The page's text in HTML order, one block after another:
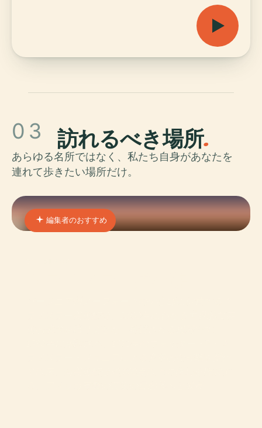
03 訪れるべき場所.
あらゆる名所ではなく、私たち自身があなたを
連れて歩きたい場所だけ。
編集者のおすすめ